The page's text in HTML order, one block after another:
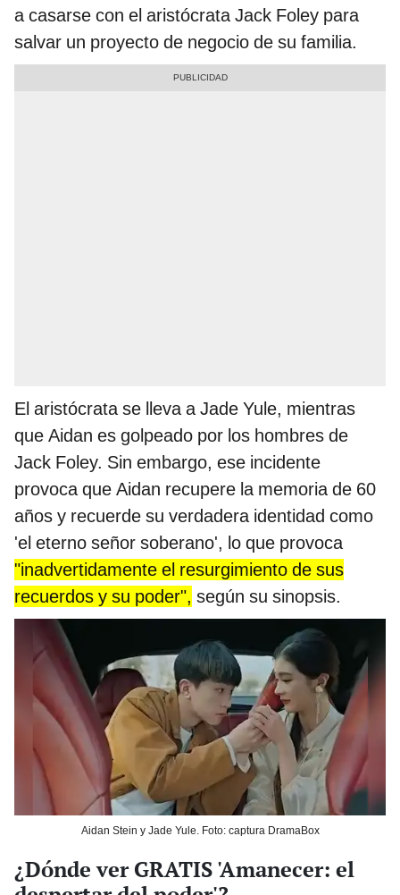
a casarse con el aristócrata Jack Foley para
salvar un proyecto de negocio de su familia.
El aristócrata se lleva a Jade Yule, mientras
que Aidan es golpeado por los hombres de
Jack Foley. Sin embargo, ese incidente
provoca que Aidan recupere la memoria de 60
años y recuerde su verdadera identidad como
'el eterno señor soberano', lo que provoca
"inadvertidamente el resurgimiento de sus
recuerdos y su poder", según su sinopsis.
Aidan Stein y Jade Yule. Foto: captura DramaBox
¿Dónde ver GRATIS 'Amanecer: el